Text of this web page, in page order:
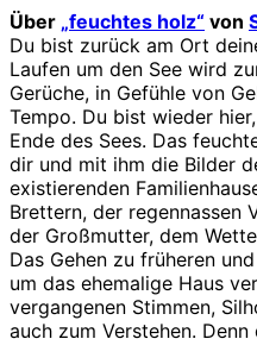
Über „feuchtes holz“ von
Du bist zurück am Ort
Laufen um den See wird
Gerüche, in Gefühle von
Tempo. Du bist wieder
Ende des Sees. Das
dir und mit ihm die Bilder
existierenden
Brettern, der regennassen
der Großmutter, dem
Das Gehen zu früheren
um das ehemalige Haus
vergangenen Stimmen,
auch zum Verstehen.